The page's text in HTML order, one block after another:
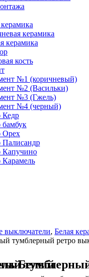
керамика
керамика
кость
№1 (коричневый)
№2 (Васильки)
№3 (Гжель)
№4 (черный)
Кедр
бамбук
Орех
Палисандр
Капучино
Карамель
выключатели, Белая
тумблерный ретро
выключатель Белый